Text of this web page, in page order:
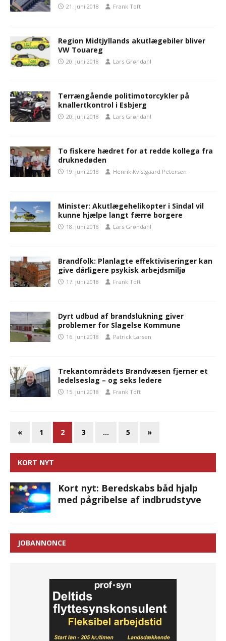
21. juni 2018 Frank Toft
Region Midtjyllands akutlægebiler bliver
VW Touareg
20. juni 2018 Lars Grøndahl
Terrængående politimotorcykler på
knallertkontrol i Esbjerg
20. juni 2018 Lars Grøndahl
To fiskere hædret for at redde kollega fra
druknedøden
19. juni 2018 Henrik Kvistgaard Petersen
Minister: Akutlægehelikopter i Sindal vil
kunne hjælpe langt færre borgere
18. juni 2018 Lars Grøndahl
Brandfolk: Planlagte effektiviseringer kan
give dårligere psykisk arbejdsmiljø
17. juni 2018 Frank Toft
Dyrt udbud af brandslukning giver
problemer for Slagelse Kommune
16. juni 2018 Patrick Larsen
Trekantområdets Brandvæsen fjerner et
ledelseslag – og seks ledere
15. juni 2018 Frank Toft
« 1 2 3 … 5 »
KORT NYT
Kort nyt: Beredskabs båd hjalp
med pågribelse af indbrudstyve
JOBANNONCE